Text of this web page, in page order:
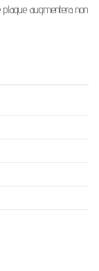
augmentera non